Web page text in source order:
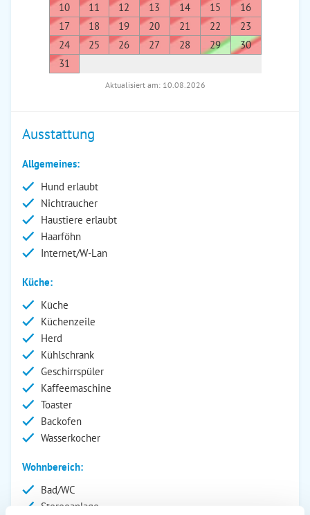
10
11 12 13 14 15
16
17
18 19 20 21 22
23
24
25 26 27 28 29
30
31
Aktualisiert am: 10.08.2026
Ausstattung
Allgemeines:
Hund erlaubt
Nichtraucher
Haustiere erlaubt
Haarföhn
Internet/W-Lan
Küche:
Küche
Küchenzeile
Herd
Kühlschrank
Geschirrspüler
Kaffeemaschine
Toaster
Backofen
Wasserkocher
Wohnbereich:
Bad/WC
Stereoanlage